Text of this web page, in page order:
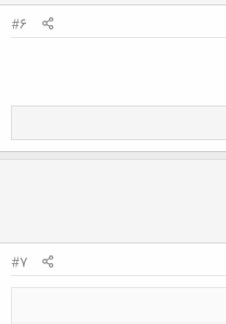
#6
#7